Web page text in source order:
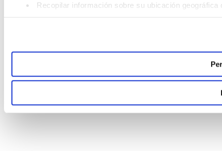
Recopilar información sobre su ubicación
Las cookies de este sitio web se usan para personalizar
analizar el tráfico. Además, compartimos información
sociales, publicidad y análisis web, quienes pueden